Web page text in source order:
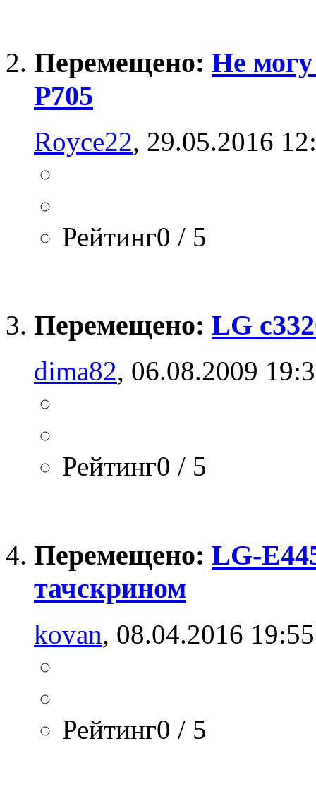
Перемещено: Не
P705
Royce22, 29.05.2016
Рейтинг0 / 5
Перемещено: LG
dima82, 06.08.2009
Рейтинг0 / 5
Перемещено: LG-
тачскрином
kovan, 08.04.2016 19:55
Рейтинг0 / 5